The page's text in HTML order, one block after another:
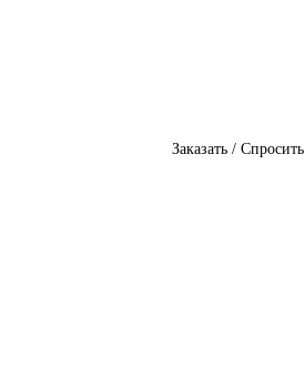
Заказать / Спросить